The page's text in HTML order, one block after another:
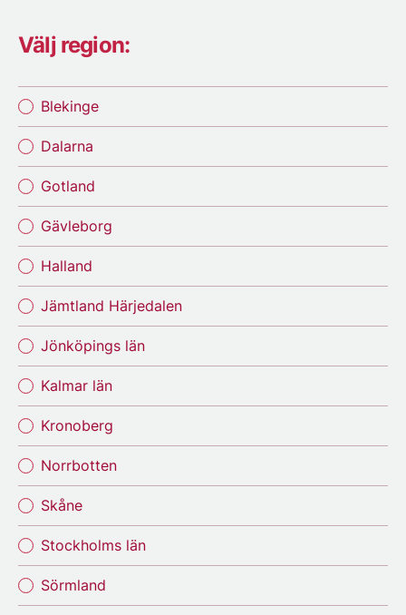
Välj region:
Blekinge
Dalarna
Gotland
Gävleborg
Halland
Jämtland Härjedalen
Jönköpings län
Kalmar län
Kronoberg
Norrbotten
Skåne
Stockholms län
Sörmland